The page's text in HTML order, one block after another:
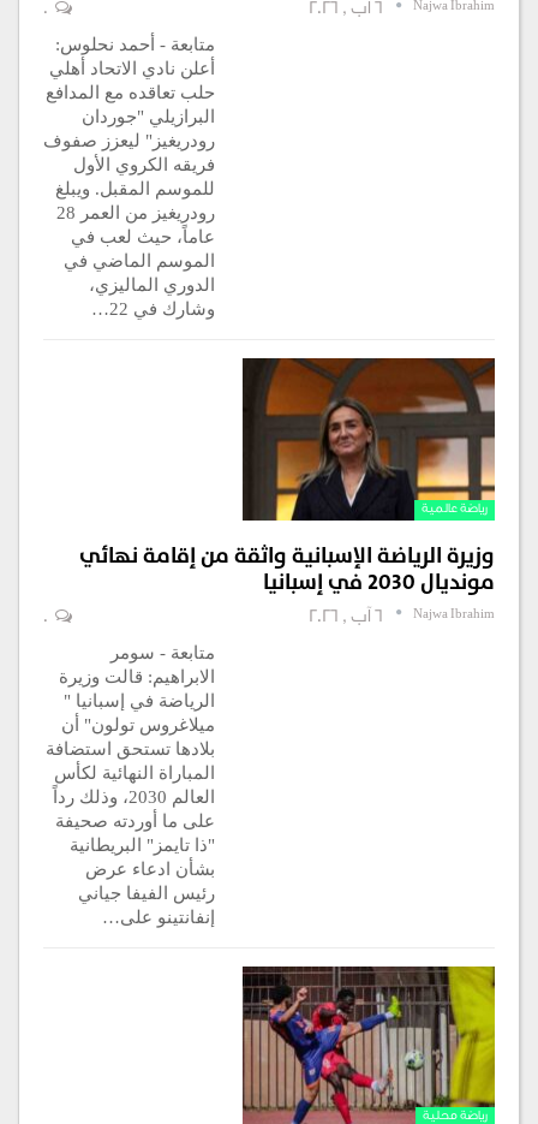
Najwa Ibrahim
0
متابعة - أحمد نحلوس:
أعلن نادي الاتحاد أهلي
حلب تعاقده مع المدافع
البرازيلي "جوردان
رودريغيز" ليعزز صفوف
فريقه الكروي الأول
للموسم المقبل. ويبلغ
رودريغيز من العمر 28
عاماً، حيث لعب في
الموسم الماضي في
الدوري الماليزي،
وشارك في 22…
رياضة عالمية
وزيرة الرياضة الإسبانية واثقة من إقامة نهائي
مونديال 2030 في إسبانيا
Najwa Ibrahim
0
متابعة - سومر
الابراهيم: قالت وزيرة
الرياضة في إسبانيا "
ميلاغروس تولون" أن
بلادها تستحق استضافة
المباراة النهائية لكأس
العالم 2030، وذلك رداً
على ما أوردته صحيفة
"ذا تايمز" البريطانية
بشأن ادعاء عرض
رئيس الفيفا جياني
إنفانتينو على…
رياضة محلية